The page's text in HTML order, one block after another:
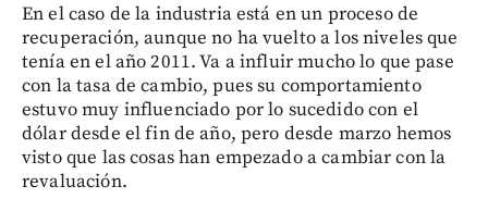
En el caso de la industria está en un proceso de
recuperación, aunque no ha vuelto a los niveles que
tenía en el año 2011. Va a influir mucho lo que pase
con la tasa de cambio, pues su comportamiento
estuvo muy influenciado por lo sucedido con el
dólar desde el fin de año, pero desde marzo hemos
visto que las cosas han empezado a cambiar con la
revaluación.